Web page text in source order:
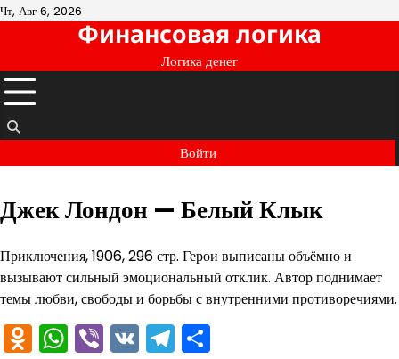
Перейти
Чт, Авг 6, 2026
Финансовая логика
Логика денег
Войти
Джек Лондон — Белый Клык
Приключения, 1906, 296 стр. Герои выписаны объёмно и
вызывают сильный эмоциональный отклик. Автор поднимает
темы любви, свободы и борьбы с внутренними противоречиями.
Odnoklassniki
WhatsApp
Viber
VKTelegram